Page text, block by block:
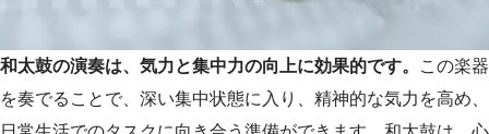
和太鼓の演奏は、気力と集中力の向上に効果的です。
この楽器
を奏でることで、深い集中状態に入り、精神的な気力を高め、